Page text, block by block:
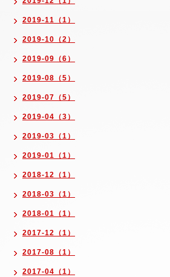
2019-11（1）
2019-10（2）
2019-09（6）
2019-08（5）
2019-07（5）
2019-04（3）
2019-03（1）
2019-01（1）
2018-12（1）
2018-03（1）
2018-01（1）
2017-12（1）
2017-08（1）
2017-04（1）